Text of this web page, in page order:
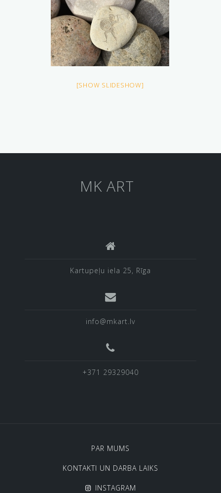
[SHOW SLIDESHOW]
MK ART
Kartupeļu iela 25, Rīga
info@mkart.lv
+371 29329040
PAR MUMS
KONTAKTI UN DARBA LAIKS
INSTAGRAM